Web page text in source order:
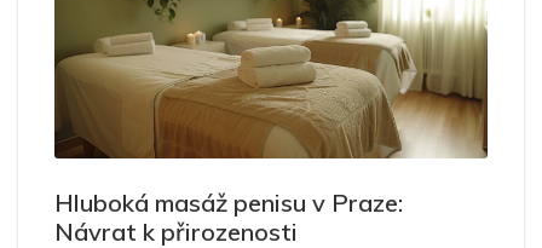
Hluboká masáž penisu v Praze:
Návrat k přirozenosti